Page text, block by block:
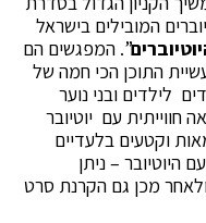
המובילים בישראל
”. המפגשים הם
התוכן הכי חמה של
לילדים ובני נוער
חווייתית עם יוטיובר
וקטעים בלעדיים
– ניתן
מכן גם הקרנת סרט